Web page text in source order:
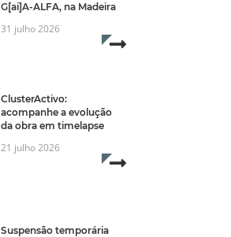
G[ai]A-ALFA, na Madeira
31 julho 2026
Read more...
ClusterActivo:
acompanhe a evolução
da obra em timelapse
21 julho 2026
Read more...
Suspensão temporária